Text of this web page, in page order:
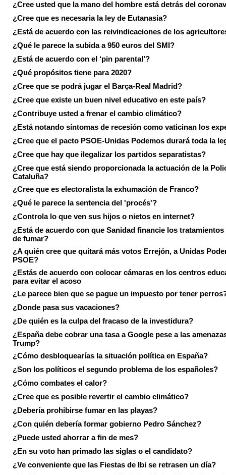
¿Cree usted que la mano del hombre está detrás del
¿Cree que es necesaria la ley de Eutanasia?
¿Está de acuerdo con las reivindicaciones de los
¿Qué le parece la subida a 950 euros del SMI?
¿Está de acuerdo con el ‘pin parental’?
¿Qué propósitos tiene para 2020?
¿Cree que se podrá jugar el Barça-Real Madrid?
¿Cree que existe un buen nivel educativo en este país?
¿Contribuye usted a frenar el cambio climático?
¿Está notando síntomas de recesión como vaticinan los
¿Cree que el pacto PSOE-Unidas Podemos durará toda la
¿Cree que hay que ilegalizar los partidos separatistas?
¿Cree que está siendo proporcionada la actuación de la
Cataluña?
¿Cree que es electoralista la exhumación de Franco?
¿Qué le parece la sentencia del 'procés'?
¿Controla lo que ven sus hijos o nietos en internet?
¿Está de acuerdo con que Sanidad financie los tratamientos
de fumar?
¿A quién cree que quitará más votos Errejón, a Unidas
PSOE?
¿Estás de acuerdo con colocar cámaras en los centros
para evitar el acoso
¿Le parece bien que se pague un impuesto por tener
¿Donde pasa sus vacaciones?
¿De quién es la culpa del fracaso de la investidura?
¿España debe cobrar una tasa a Google pese a las
Trump?
¿Cómo desbloquearías la situación política en España?
¿Son los políticos el segundo problema de los españoles?
¿Cómo combates el calor?
¿Cree que es posible revertir el cambio climático?
¿Debería prohibirse fumar en las playas?
¿Con quién debería formar gobierno Pedro Sánchez?
¿Puede usted ahorrar a fin de mes?
¿En su voto han primado las siglas o el candidato?
¿Ve conveniente que las Fiestas de Ibi se retrasen un día?